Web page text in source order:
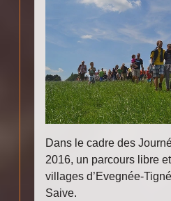
Dans le cadre des
2016, un parcours libre
villages d’Evegnée-
Saive.